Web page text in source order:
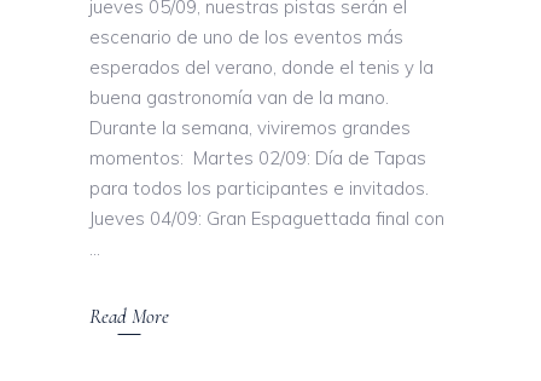
jueves 05/09, nuestras pistas serán el
escenario de uno de los eventos más
esperados del verano, donde el tenis y la
buena gastronomía van de la mano.
Durante la semana, viviremos grandes
momentos: Martes 02/09: Día de Tapas
para todos los participantes e invitados.
Jueves 04/09: Gran Espaguettada final con
Read More